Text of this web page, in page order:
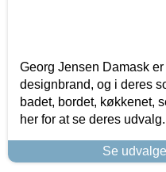
Georg Jensen Damask
designbrand, og i deres
badet, bordet, køkkenet,
her for at se deres udvalg.
Se